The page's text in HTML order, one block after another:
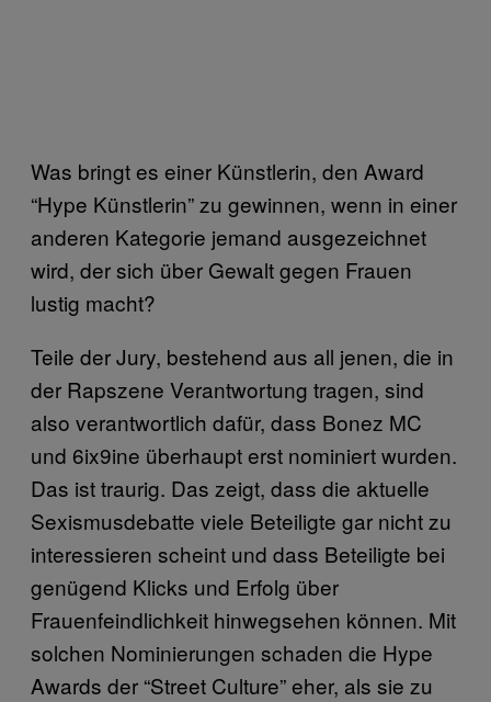
Was bringt es einer Künstlerin, den Award
“Hype Künstlerin” zu gewinnen, wenn in einer
anderen Kategorie jemand ausgezeichnet
wird, der sich über Gewalt gegen Frauen
lustig macht?
Teile der Jury, bestehend aus all jenen, die in
der Rapszene Verantwortung tragen, sind
also verantwortlich dafür, dass Bonez MC
und 6ix9ine überhaupt erst nominiert wurden.
Das ist traurig. Das zeigt, dass die aktuelle
Sexismusdebatte viele Beteiligte gar nicht zu
interessieren scheint und dass Beteiligte bei
genügend Klicks und Erfolg über
Frauenfeindlichkeit hinwegsehen können. Mit
solchen Nominierungen schaden die Hype
Awards der “Street Culture” eher, als sie zu